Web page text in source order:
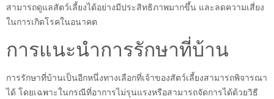
สามารถดูแลสัตว์เลี้ยงได้อย่างมีประสิทธิภาพมากขึ้น และลดความเสี่ยง
ในการเกิดโรคในอนาคต
การแนะนำการรักษาที่บ้าน
การรักษาที่บ้านเป็นอีกหนึ่งทางเลือกที่เจ้าของสัตว์เลี้ยงสามารถพิจารณา
ได้ โดยเฉพาะในกรณีที่อาการไม่รุนแรงหรือสามารถจัดการได้ด้วยวิธี